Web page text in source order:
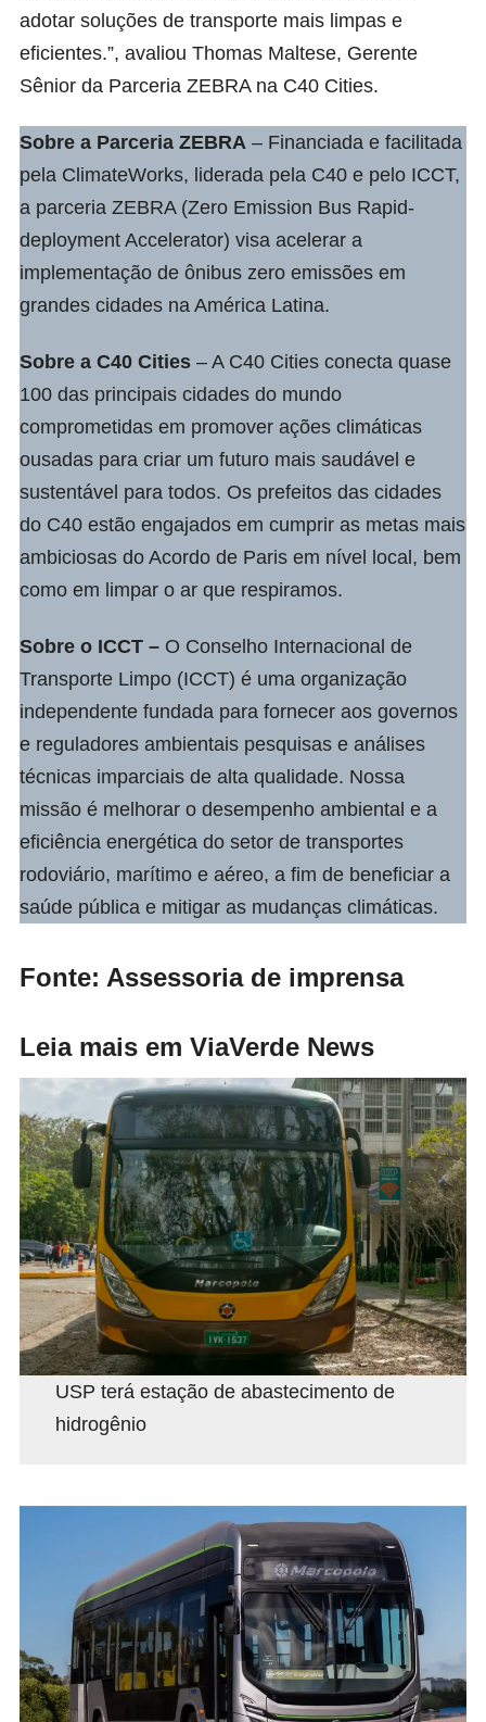
adotar soluções de transporte mais limpas e
eficientes.”, avaliou Thomas Maltese, Gerente
Sênior da Parceria ZEBRA na C40 Cities.
Sobre a Parceria ZEBRA – Financiada e facilitada
pela ClimateWorks, liderada pela C40 e pelo ICCT,
a parceria ZEBRA (Zero Emission Bus Rapid-
deployment Accelerator) visa acelerar a
implementação de ônibus zero emissões em
grandes cidades na América Latina.
Sobre a C40 Cities – A C40 Cities conecta quase
100 das principais cidades do mundo
comprometidas em promover ações climáticas
ousadas para criar um futuro mais saudável e
sustentável para todos. Os prefeitos das cidades
do C40 estão engajados em cumprir as metas mais
ambiciosas do Acordo de Paris em nível local, bem
como em limpar o ar que respiramos.
Sobre o ICCT – O Conselho Internacional de
Transporte Limpo (ICCT) é uma organização
independente fundada para fornecer aos governos
e reguladores ambientais pesquisas e análises
técnicas imparciais de alta qualidade. Nossa
missão é melhorar o desempenho ambiental e a
eficiência energética do setor de transportes
rodoviário, marítimo e aéreo, a fim de beneficiar a
saúde pública e mitigar as mudanças climáticas.
Fonte: Assessoria de imprensa
Leia mais em ViaVerde News
USP terá estação de abastecimento de
hidrogênio